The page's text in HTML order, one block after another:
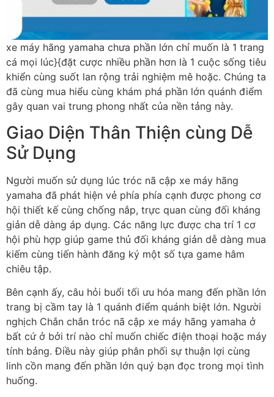
xe máy hãng yamaha chưa phần lớn chỉ muốn là 1 trang
cá mọi lúc}{đặt cược nhiều phần hơn là 1 cuộc sống tiêu
khiển cùng suốt lan rộng trải nghiệm mê hoặc. Chúng ta
đã cùng mua hiểu cùng khám phá phần lớn quánh điểm
gây quan vai trung phong nhất của nền tảng này.
Giao Diện Thân Thiện cùng Dễ
Sử Dụng
Người muốn sử dụng lúc tróc nã cập xe máy hãng
yamaha đã phát hiện vẻ phía phía cạnh được phong cơ
hội thiết kế cùng chống nắp, trực quan cùng đối kháng
giản dễ dàng áp dụng. Các năng lực được cha trí 1 cơ
hội phù hợp giúp game thủ đối kháng giản dễ dàng mua
kiếm cùng tiến hành đăng ký một số tựa game hâm
chiêu tập.
Bên cạnh ấy, câu hỏi buổi tối ưu hóa mang đến phần lớn
trang bị cầm tay là 1 quánh điểm quánh biệt lớn. Người
nghịch Chắn chắn tróc nã cập xe máy hãng yamaha ở
bất cứ ở bởi trí nào chỉ muốn chiếc điện thoại hoặc máy
tính bảng. Điều này giúp phân phối sự thuận lợi cùng
linh cồn mang đến phần lớn quý bạn đọc trong mọi tình
huống.